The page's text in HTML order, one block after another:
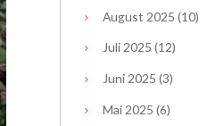
August 2025 (10)
Juli2025 (12)
Juni 2025 (3)
Mai 2025 (6)